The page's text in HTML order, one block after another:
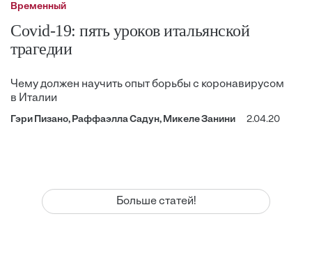
Временный
Covid-19: пять уроков итальянской
трагедии
Чему должен научить опыт борьбы с коронавирусом
в Италии
Гэри Пизано, Раффаэлла Садун, Микеле Занини 2.04.20
Больше статей!